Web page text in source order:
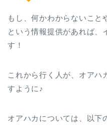
もし、何かわからないこと
という情報提供があれば、
す！
これから行く人が、オアハ
すように♪
オアハカについては、以下